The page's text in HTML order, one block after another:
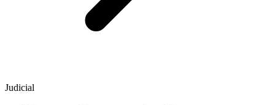
Judicial